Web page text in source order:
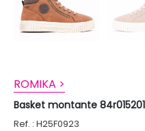
ROMIKA >
Basket montante
Ref. : H25F0923